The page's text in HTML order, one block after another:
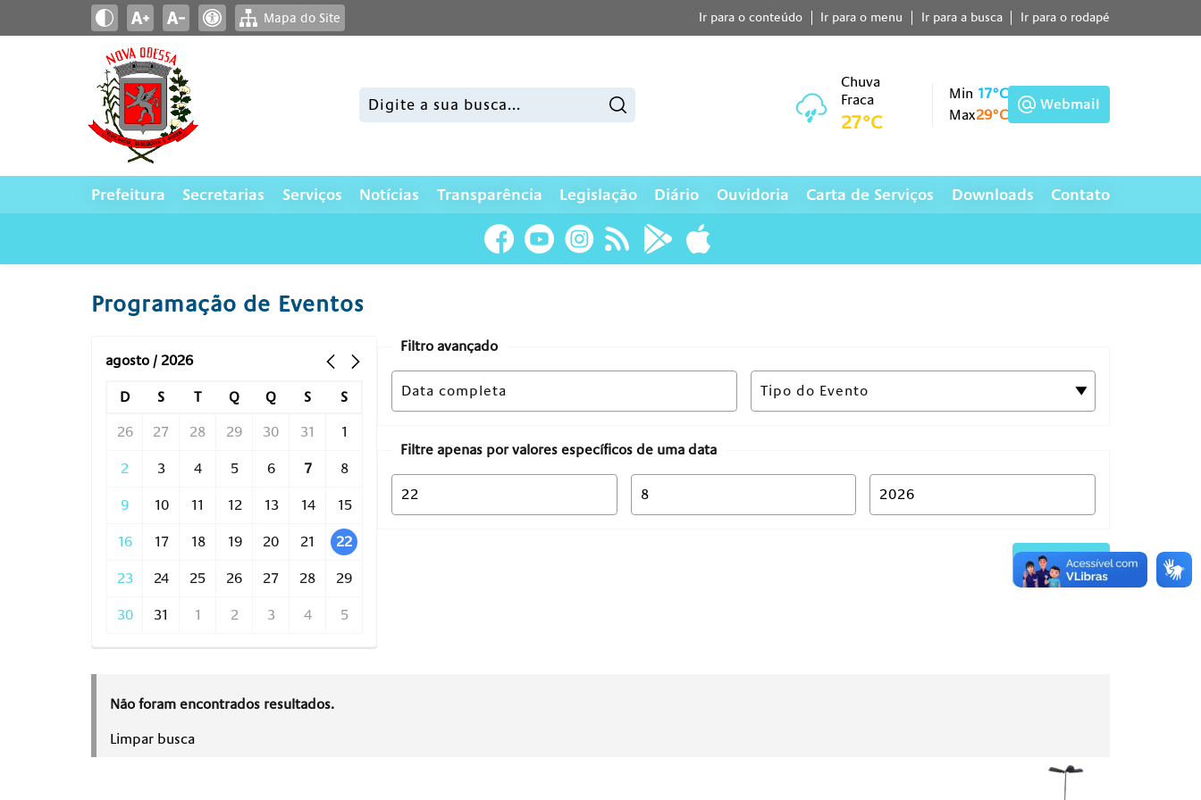
Mapa do Site Ir para o conteúdo Ir para o menu Ir para a busca Ir para o rodapé
Pesquisar:
Chuva
Fraca
27°C
Min 17°C
Max29°C
Webmail
Prefeitura Secretarias Serviços Notícias Transparência Legislação Diário Ouvidoria Carta de Serviços Downloads Contato
Programação de Eventos
agosto / 2026
D S T Q Q S S
26 27 28 29 30 31 1
2 3 4 5 6 7 8
9 10 11 12 13 14 15
16 17 18 19 20 21 22
23 24 25 26 27 28 29
30 31 1 2 3 4 5
Filtro avançado
Filtre apenas por valores específicos de uma data
Buscar
Não foram encontrados resultados.
Limpar busca